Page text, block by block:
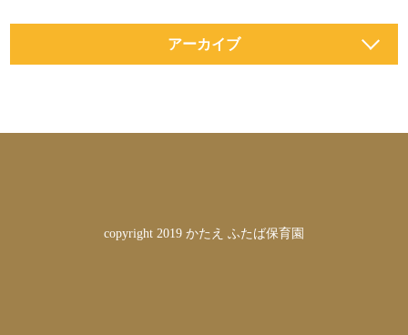
アーカイブ
copyright 2019 かたえ ふたば保育園